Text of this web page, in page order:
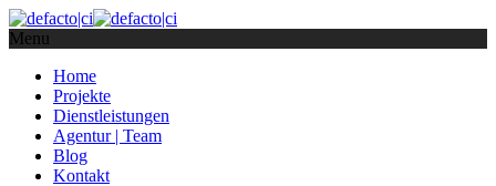
Menu
Home
Projekte
Dienstleistungen
Agentur | Team
Blog
Kontakt